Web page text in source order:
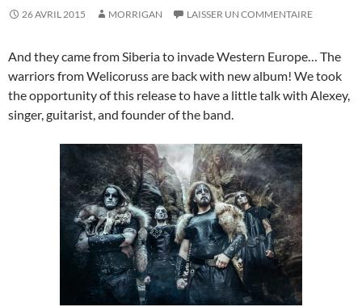
26 AVRIL 2015 MORRIGAN LAISSER UN COMMENTAIRE
And they came from Siberia to invade Western Europe… The
warriors from Welicoruss are back with new album! We took
the opportunity of this release to have a little talk with Alexey,
singer, guitarist, and founder of the band.